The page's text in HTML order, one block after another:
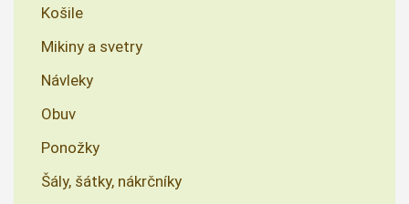
Košile
Mikiny a svetry
Návleky
Obuv
Ponožky
Šály, šátky, nákrčníky